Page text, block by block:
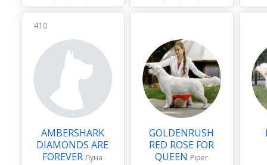
410
AMBERSHARK
DIAMONDS ARE
FOREVERЛуна
GOLDENRUSH
RED ROSE FOR
QUEEN Piper